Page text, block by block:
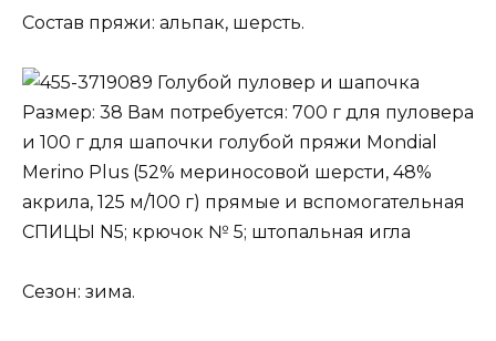
Состав пряжи: альпак, шерсть.
Голубой пуловер и шапочка
Размер: 38 Вам потребуется: 700 г для пуловера
и 100 г для шапочки голубой пряжи Mondial
Merino Plus (52% мериносовой шерсти, 48%
акрила, 125 м/100 г) прямые и вспомогательная
СПИЦЫ N5; крючок № 5; штопальная игла
Сезон: зима.